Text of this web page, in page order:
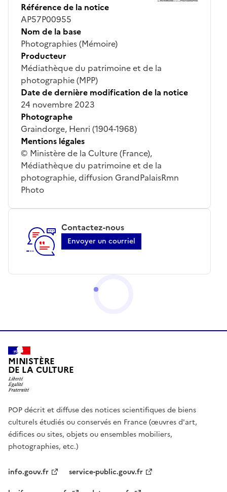
Référence de la notice
AP57P00955
Nom de la base
Photographies (Mémoire)
Producteur
Médiathèque du patrimoine et de la
photographie (MPP)
Date de dernière modification de la notice
24 novembre 2023
Photographe
Graindorge, Henri (1904-1968)
Mentions légales
© Ministère de la Culture (France),
Médiathèque du patrimoine et de la
photographie, diffusion GrandPalaisRmn
Photo
Contactez-nous
Envoyer un courriel
MINISTÈRE
DE LA CULTURE
POP décrit et diffuse des notices scientifiques de biens
culturels étudiés ou conservés en France (œuvres d'art,
édifices ou sites, objets ou ensembles mobiliers,
photographies, etc.)
info.gouv.fr
service-public.gouv.fr